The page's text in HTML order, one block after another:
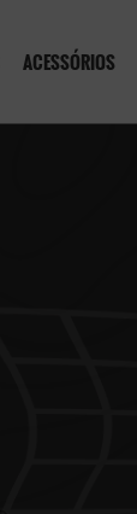
ACESSÓRIOS